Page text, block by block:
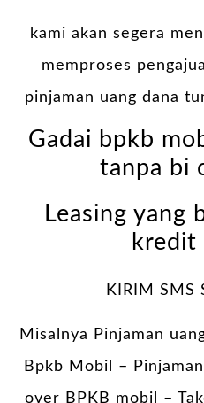
kami akan segera
memproses
pinjaman uang dana
Gadai bpkb
tanpa bi
Leasing yang
kredit
KIRIM SMS
Misalnya Pinjaman
Bpkb Mobil
–
over BPKB mobil –